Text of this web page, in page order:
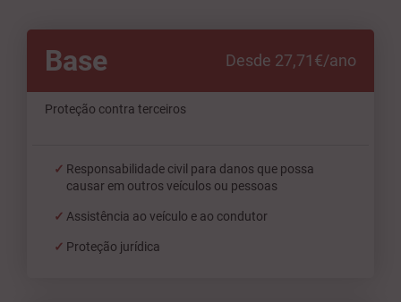
Base Desde 27,71€/ano
Proteção contra terceiros
Responsabilidade civil para danos que possa
causar em outros veículos ou pessoas
Assistência ao veículo e ao condutor
Proteção jurídica